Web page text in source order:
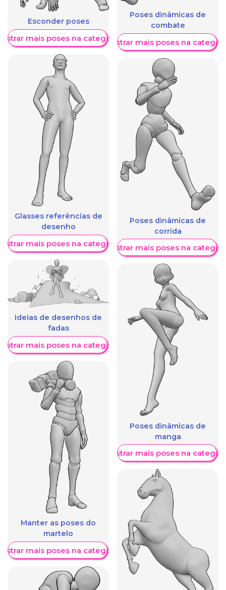
Esconder poses
mais poses na categoria
Glasses referências de
desenho
mais poses na categoria
Ideias de desenhos de
fadas
mais poses na categoria
Manter as poses do
martelo
mais poses na categoria
Poses dinâmicas de
combate
Mostrar mais poses na
Poses dinâmicas de
corrida
Mostrar mais poses na
Poses dinâmicas de
manga
Mostrar mais poses na